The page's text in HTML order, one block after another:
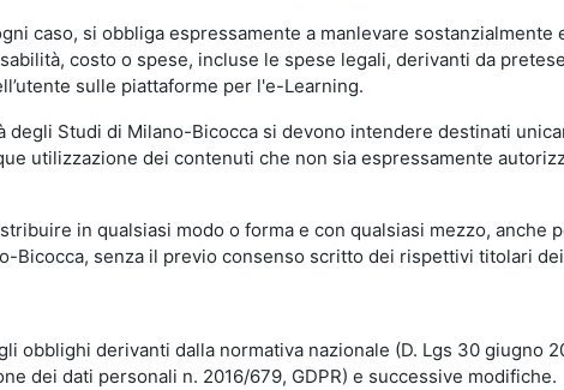
caso, si obbliga espressamente a manlevare
costo o spese, incluse le spese legali, derivanti da
sulle piattaforme per l'e-Learning.
Studi di Milano-Bicocca si devono intendere destinati
utilizzazione dei contenuti che non sia espressamente
in qualsiasi modo o forma e con qualsiasi mezzo, anche
Bicocca, senza il previo consenso scritto dei rispettivi titolari
obblighi derivanti dalla normativa nazionale (D. Lgs 30 giugno
dei dati personali n. 2016/679, GDPR) e successive modifiche.